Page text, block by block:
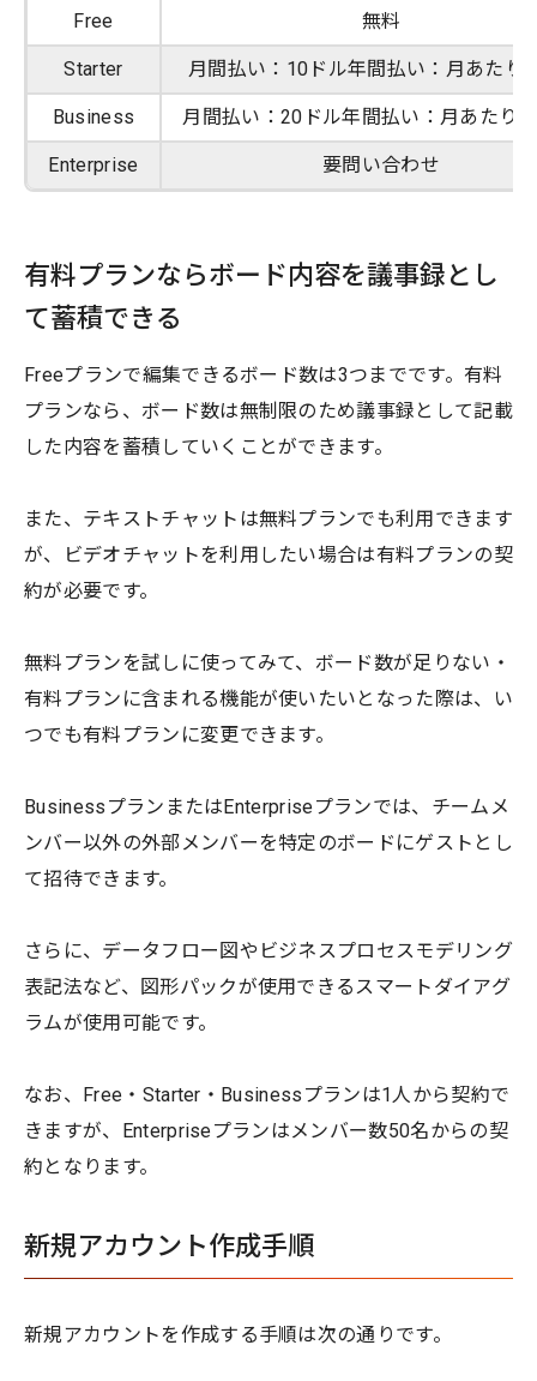
Free 無料
Starter 月間払い：10ドル年間払い：月あたり
Business 月間払い：20ドル年間払い：月あたり
Enterprise 要問い合わせ
有料プランならボード内容を議事録とし
て蓄積できる
Freeプランで編集できるボード数は3つまでです。有料
プランなら、ボード数は無制限のため議事録として記載
した内容を蓄積していくことができます。
また、テキストチャットは無料プランでも利用できます
が、ビデオチャットを利用したい場合は有料プランの契
約が必要です。
無料プランを試しに使ってみて、ボード数が足りない・
有料プランに含まれる機能が使いたいとなった際は、い
つでも有料プランに変更できます。
BusinessプランまたはEnterpriseプランでは、チームメ
ンバー以外の外部メンバーを特定のボードにゲストとし
て招待できます。
さらに、データフロー図やビジネスプロセスモデリング
表記法など、図形パックが使用できるスマートダイアグ
ラムが使用可能です。
なお、Free・Starter・Businessプランは1人から契約で
きますが、Enterpriseプランはメンバー数50名からの契
約となります。
新規アカウント作成手順
新規アカウントを作成する手順は次の通りです。